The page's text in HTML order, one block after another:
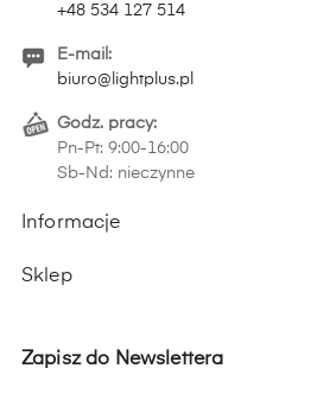
+48 534 127 514
E-mail:
biuro@lightplus.pl
Godz. pracy:
Pn-Pt: 9:00-16:00
Sb-Nd: nieczynne
Informacje
Sklep
Zapisz do Newslettera